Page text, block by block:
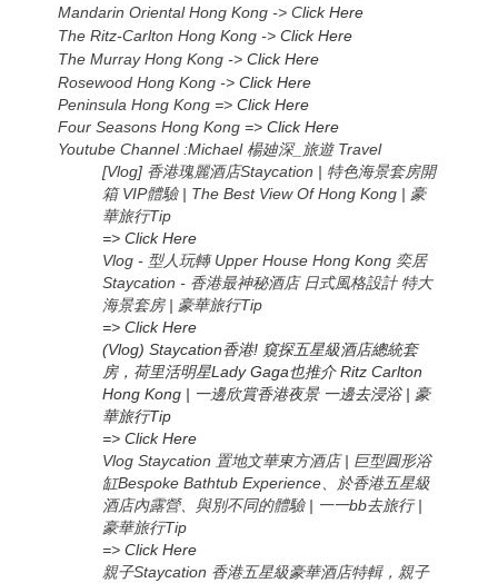
Mandarin Oriental Hong Kong -> Click Here
The Ritz-Carlton Hong Kong ->Click Here
The Murray Hong Kong ->Click Here
Rosewood Hong Kong ->Click Here
Peninsula Hong Kong =>Click Here
Four Seasons Hong Kong =>Click Here
Youtube Channel :Michael楊廸深_ 旅遊Travel
[Vlog] 香港瑰麗酒店Staycation | 特色海景套房開
箱 VIP體驗 | The Best View Of Hong Kong | 豪
華旅行Tip
=> Click Here
Vlog - 型人玩轉 Upper House Hong Kong 奕居
Staycation - 香港最神秘酒店 日式風格設計 特大
海景套房 | 豪華旅行Tip
=> Click Here
(Vlog) Staycation香港! 窺探五星級酒店總統套
房，荷里活明星Lady Gaga也推介 Ritz Carlton
Hong Kong | 一邊欣賞香港夜景 一邊去浸浴 | 豪
華旅行Tip
=> Click Here
Vlog Staycation 置地文華東方酒店 | 巨型圓形浴
缸Bespoke Bathtub Experience、於香港五星級
酒店內露營、與別不同的體驗 | 一一bb去旅行 |
豪華旅行Tip
=>Click Here
親子Staycation 香港五星級豪華酒店特輯，親子